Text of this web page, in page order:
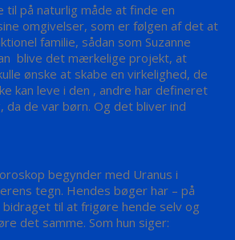
til på naturlig måde at finde en
omgivelser, som er følgen af det at
familie, sådan som Suzanne
blive det mærkelige projekt, at
ønske at skabe en virkelighed, de
kan leve i den , andre har defineret
da de var børn. Og det bliver ind
begynder med Uranus i
tegn. Hendes bøger har – på
til at frigøre hende selv og
det samme. Som hun siger: